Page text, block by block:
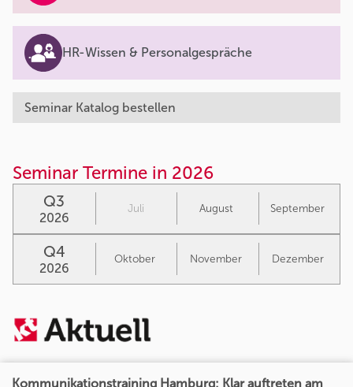
Kommunikationstraining Hamburg: Klar auftreten am
HR-Wissen & Personalgespräche
Seminar Katalog bestellen
Seminar Termine in 2026
Q3
2026
Juli August September
Q4
2026
Oktober November Dezember